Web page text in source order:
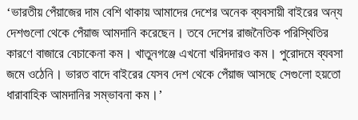
‘ভারতীয় পেঁয়াজের দাম বেশি থাকায় আমাদের দেশের অনেক ব্যবসায়ী বাইরের অন্য
দেশগুলো থেকে পেঁয়াজ আমদানি করেছেন। তবে দেশের রাজনৈতিক পরিস্থিতির
কারণে বাজারে বেচাকেনা কম। খাতুনগঞ্জে এখনো খরিদদারও কম। পুরোদমে ব্যবসা
জমে ওঠেনি। ভারত বাদে বাইরের যেসব দেশ থেকে পেঁয়াজ আসছে সেগুলো হয়তো
ধারাবাহিক আমদানির সম্ভাবনা কম।’